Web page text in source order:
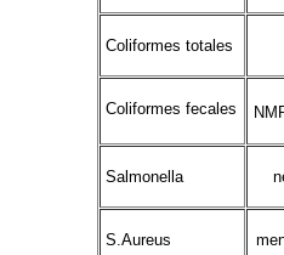
Coliformes totales
Coliformes fecales
Salmonella
S.Aureus